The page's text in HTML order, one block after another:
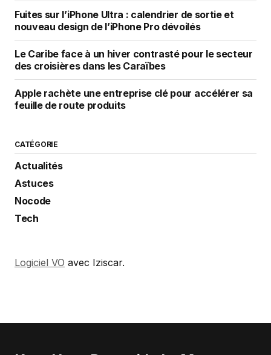
Fuites sur l’iPhone Ultra : calendrier de sortie et
nouveau design de l’iPhone Pro dévoilés
Le Caribe face à un hiver contrasté pour le secteur
des croisières dans les Caraïbes
Apple rachète une entreprise clé pour accélérer sa
feuille de route produits
CATÉGORIE
Actualités
Astuces
Nocode
Tech
Logiciel VO avec Iziscar.